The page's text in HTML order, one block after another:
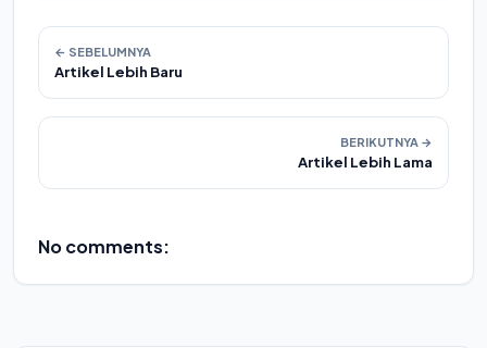
← SEBELUMNYA
Artikel Lebih Baru
BERIKUTNYA →
Artikel Lebih Lama
No comments: